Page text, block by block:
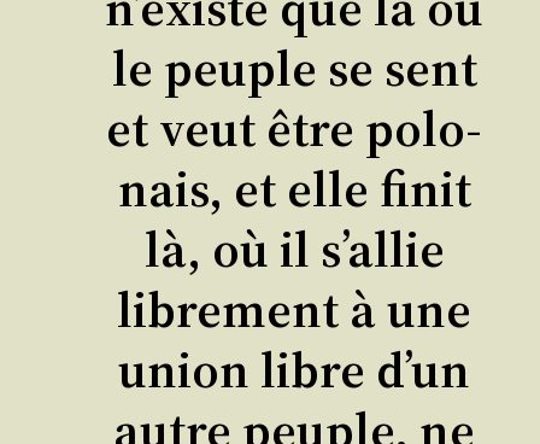
le peuple se sent
et veut être polo­
nais, et elle finit
là, où il s’al­lie
libre­ment à une
union libre d’un
autre peuple, ne